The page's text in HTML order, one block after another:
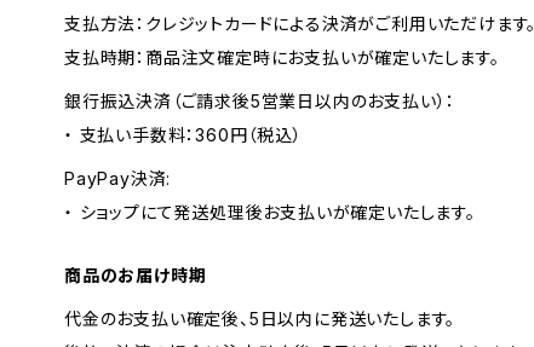
支払方法：クレジットカードによる決済がご利用いただけます。
支払時期：商品注文確定時にお支払いが確定いたします。
銀行振込決済（ご請求後5営業日以内のお支払い）：
・ 支払い手数料：360円（税込）
PayPay決済:
・ ショップにて発送処理後お支払いが確定いたします。
商品のお届け時期
代金のお支払い確定後、5日以内に発送いたします。